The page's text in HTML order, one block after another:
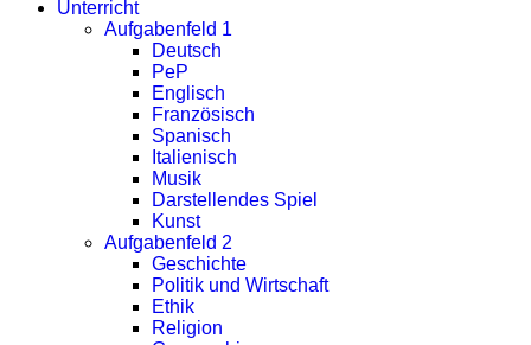
Unterricht
Aufgabenfeld 1
Deutsch
PeP
Englisch
Französisch
Spanisch
Italienisch
Musik
Darstellendes Spiel
Kunst
Aufgabenfeld 2
Geschichte
Politik und Wirtschaft
Ethik
Religion